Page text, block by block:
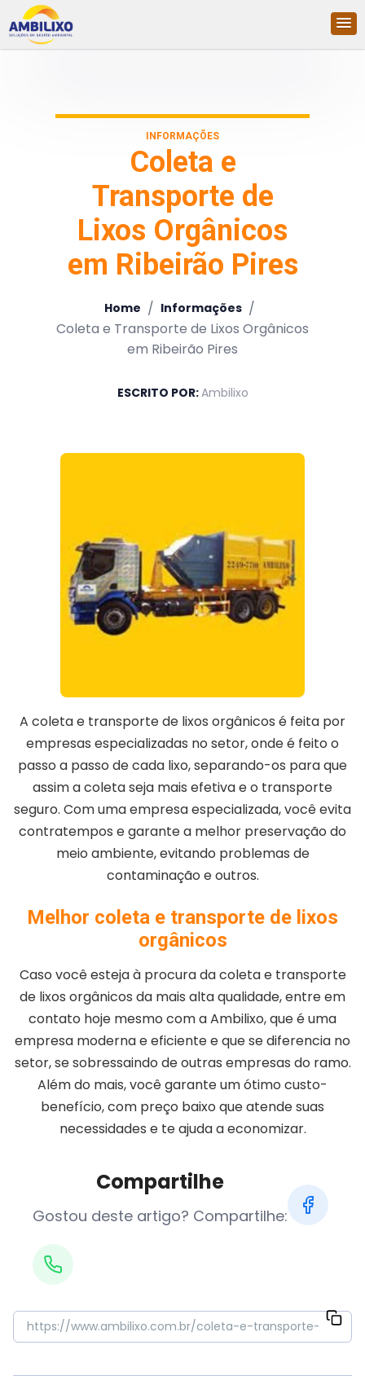
INFORMAÇÕES
Coleta e
Transporte de
Lixos Orgânicos
em Ribeirão Pires
Home / Informações /
Coleta e Transporte de Lixos Orgânicos
em Ribeirão Pires
ESCRITO POR:Ambilixo
A coleta e transporte de lixos orgânicos é feita por
empresas especializadas no setor, onde é feito o
passo a passo de cada lixo, separando-os para que
assim a coleta seja mais efetiva e o transporte
seguro. Com uma empresa especializada, você evita
contratempos e garante a melhor preservação do
meio ambiente, evitando problemas de
contaminação e outros.
Melhor coleta e transporte de lixos
orgânicos
Caso você esteja à procura da coleta e transporte
de lixos orgânicos da mais alta qualidade, entre em
contato hoje mesmo com a Ambilixo, que é uma
empresa moderna e eficiente e que se diferencia no
setor, se sobressaindo de outras empresas do ramo.
Além do mais, você garante um ótimo custo-
benefício, com preço baixo que atende suas
necessidades e te ajuda a economizar.
Compartilhe
Gostou deste artigo? Compartilhe: